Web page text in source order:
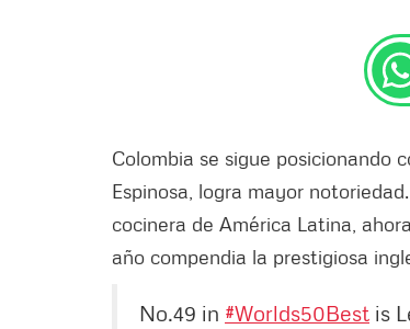
Colombia se sigue posicionando
Espinosa, logra mayor
cocinera de América Latina,
año compendia la prestigiosa
No.49 in #Worlds50Best is